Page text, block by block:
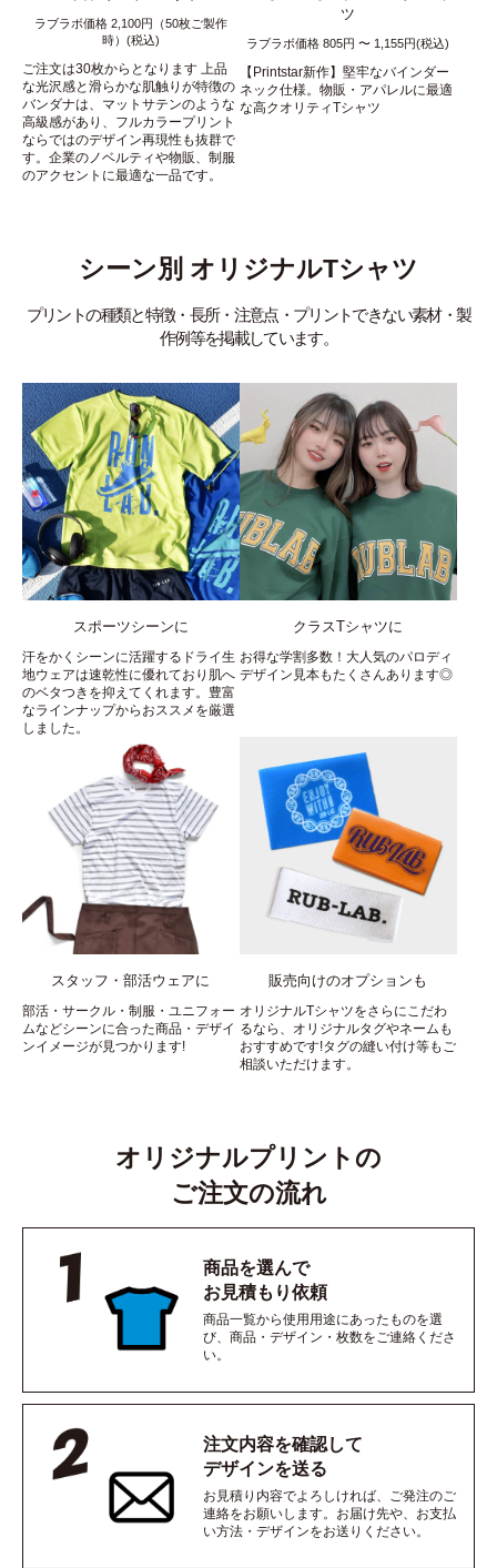
ラブラボ価格 2,100円（50枚ご製作
時）(税込)
ご注文は30枚からとなります 上品
な光沢感と滑らかな肌触りが特徴の
バンダナは、マットサテンのような
高級感があり、フルカラープリント
ならではのデザイン再現性も抜群で
す。企業のノベルティや物販、制服
のアクセントに最適な一品です。
ツ
ラブラボ価格 805円 〜 1,155円(税込)
【Printstar新作】堅牢なバインダー
ネック仕様。物販・アパレルに最適
な高クオリティTシャツ
シーン別 オリジナルTシャツ
プリントの種類と特徴・長所・注意点・プリントできない素材・製
作例等を掲載しています。
スポーツシーンに
汗をかくシーンに活躍するドライ生
地ウェアは速乾性に優れており肌へ
のベタつきを抑えてくれます。豊富
なラインナップからおススメを厳選
しました。
クラスTシャツに
お得な学割多数！大人気のパロディ
デザイン見本もたくさんあります◎
スタッフ・部活ウェアに
部活・サークル・制服・ユニフォー
ムなどシーンに合った商品・デザイ
ンイメージが見つかります!
販売向けのオプションも
オリジナルTシャツをさらにこだわ
るなら、オリジナルタグやネームも
おすすめです!タグの縫い付け等もご
相談いただけます。
オリジナルプリントの
ご注文の流れ
商品を選んで
お見積もり依頼
商品一覧から使用用途にあったものを選
び、商品・デザイン・枚数をご連絡くださ
い。
注文内容を確認して
デザインを送る
お見積り内容でよろしければ、ご発注のご
連絡をお願いします。お届け先や、お支払
い方法・デザインをお送りください。